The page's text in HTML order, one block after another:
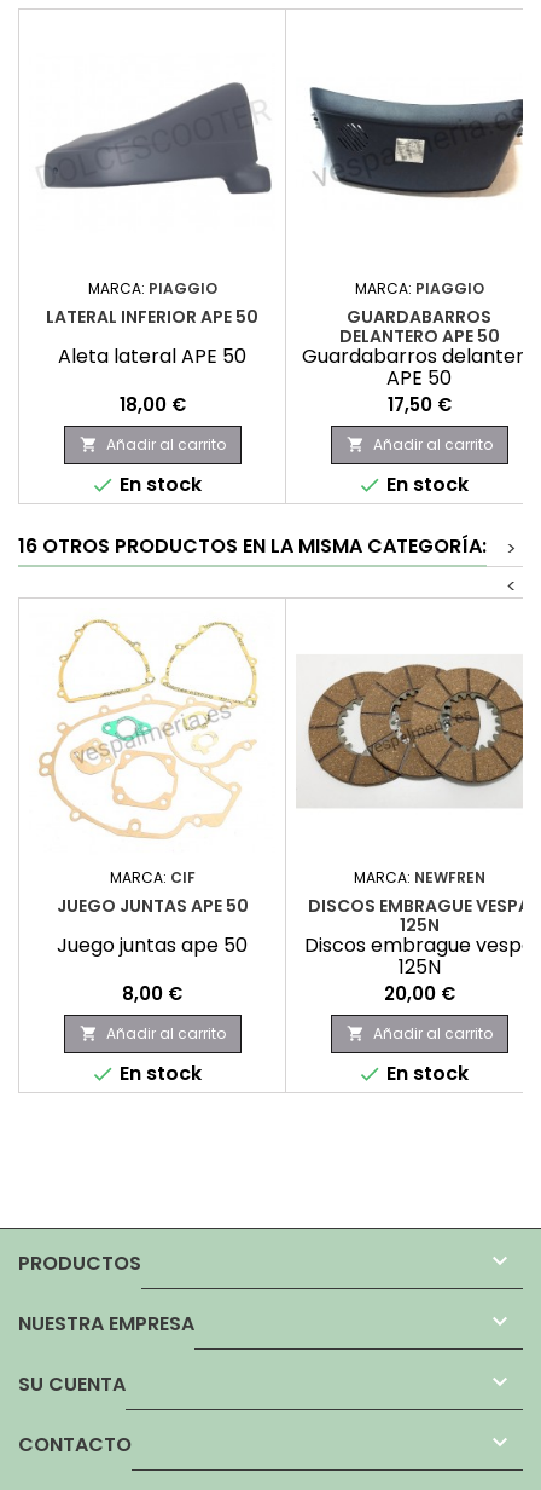
MARCA: PIAGGIO
LATERAL INFERIOR APE 50
Aleta lateral APE 50
Precio
18,00 €
 Añadir al carrito
 En stock
MARCA: PIAGGIO
GUARDABARROS
DELANTERO APE 50
Guardabarros delantero
APE 50
Precio
17,50 €
 Añadir al carrito
 En stock
16 OTROS PRODUCTOS EN LA MISMA CATEGORÍA:
>
<
MARCA: CIF
JUEGO JUNTAS APE 50
Juego juntas ape 50
Precio
8,00 €
 Añadir al carrito
 En stock
MARCA: NEWFREN
DISCOS EMBRAGUE VESPA
125N
Discos embrague vespa
125N
Precio
20,00 €
 Añadir al carrito
 En stock
PRODUCTOS 
NUESTRA EMPRESA 
SU CUENTA 
CONTACTO 